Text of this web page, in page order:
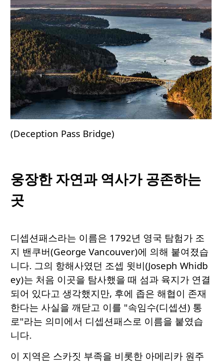
(Deception Pass Bridge)
웅장한 자연과 역사가 공존하는
곳
디셉션패스라는 이름은 1792년 영국 탐험가 조
지 밴쿠버(George Vancouver)에 의해 붙여졌습
니다. 그의 항해사였던 조셉 윗비(Joseph Whidb
ey)는 처음 이곳을 탐사했을 때 섬과 육지가 연결
되어 있다고 생각했지만, 후에 좁은 해협이 존재
한다는 사실을 깨닫고 이를 "속임수(디셉션) 통
로"라는 의미에서 디셉션패스로 이름을 붙였습
니다.
이 지역은 스카짓 부족을 비롯한 아메리카 원주